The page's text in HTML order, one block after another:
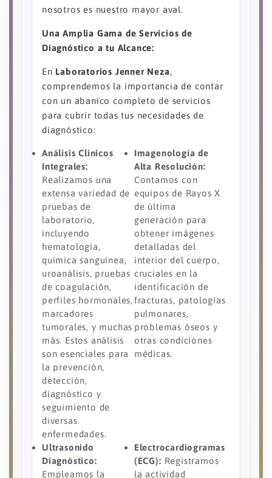
nosotros es nuestro mayor aval.
Una Amplia Gama de Servicios de
Diagnóstico a tu Alcance:
En Laboratorios Jenner Neza,
comprendemos la importancia de contar
con un abanico completo de servicios
para cubrir todas tus necesidades de
diagnóstico:
Análisis Clínicos
Integrales:
Realizamos una
extensa variedad de
pruebas de
laboratorio,
incluyendo
hematología,
química sanguínea,
uroanálisis, pruebas
de coagulación,
perfiles hormonales,
marcadores
tumorales, y muchas
más. Estos análisis
son esenciales para
la prevención,
detección,
diagnóstico y
seguimiento de
diversas
enfermedades.
Imagenología de
Alta Resolución:
Contamos con
equipos de Rayos X
de última
generación para
obtener imágenes
detalladas del
interior del cuerpo,
cruciales en la
identificación de
fracturas, patologías
pulmonares,
problemas óseos y
otras condiciones
médicas.
Ultrasonido
Diagnóstico:
Empleamos la
Electrocardiogramas
(ECG): Registramos
la actividad